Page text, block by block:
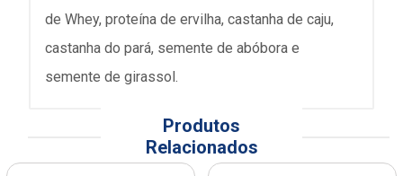
de Whey, proteína de ervilha, castanha de caju,
castanha do pará, semente de abóbora e
semente de girassol.
Produtos
Relacionados